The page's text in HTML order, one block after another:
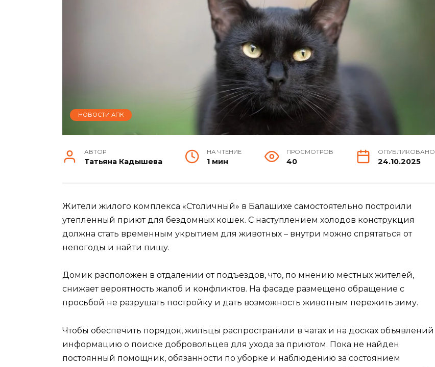
НОВОСТИ АПК
АВТОР
Татьяна Кадышева
НА ЧТЕНИЕ
1 мин
ПРОСМОТРОВ
40
ОПУБЛИКОВАНО
24.10.2025
Жители жилого комплекса «Столичный» в Балашихе самостоятельно построили
утепленный приют для бездомных кошек. С наступлением холодов конструкция
должна стать временным укрытием для животных – внутри можно спрятаться от
непогоды и найти пищу.
Домик расположен в отдалении от подъездов, что, по мнению местных жителей,
снижает вероятность жалоб и конфликтов. На фасаде размещено обращение с
просьбой не разрушать постройку и дать возможность животным пережить зиму.
Чтобы обеспечить порядок, жильцы распространили в чатах и на досках объявлений
информацию о поиске добровольцев для ухода за приютом. Пока не найден
постоянный помощник, обязанности по уборке и наблюдению за состоянием